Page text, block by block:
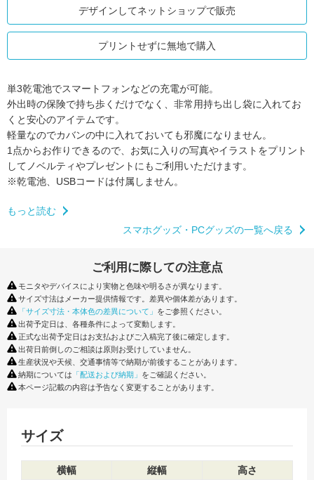
デザインしてネットショップで販売
プリントせずに無地で購入
単3乾電池でスマートフォンなどの充電が可能。
外出時の保険で持ち歩くだけでなく、非常用持ち出し袋に入れてお
くと安心のアイテムです。
軽量なのでカバンの中に入れておいても邪魔になりません。
1点からお作りできるので、お気に入りの写真やイラストをプリント
してノベルティやプレゼントにもご利用いただけます。
※乾電池、USBコードは付属しません。
もっと読む
スマホグッズ・PCグッズの一覧へ戻る
ご利用に際しての注意点
モニタやデバイスにより実物と色味や明るさが異なります。
サイズ寸法はメーカー提供情報です。差異や個体差があります。
「サイズ寸法・本体色の差異について」 をご参照ください。
出荷予定日は、各種条件によって変動します。
正式な出荷予定日はお支払およびご入稿完了後に確定します。
出荷日前倒しのご相談は原則お受けしていません。
生産状況や天候、交通事情等で納期が前後することがあります。
納期については 「配送および納期」 をご確認ください。
本ページ記載の内容は予告なく変更することがあります。
サイズ
横幅 縦幅
高さ